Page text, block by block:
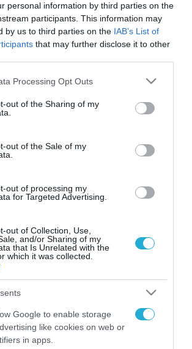
personal information by third parties on the
participants. This information may
by us to third parties on the IAB’s List of
that may further disclose it to other
this website/app uses one or more Google
visit or usage behaviour. You may click to
to Google and its third-party tags to
below specified purposes in below Google
Processing Opt Outs
out of the Sharing of my
out of the Sale of my
out of processing my
for Targeted Advertising.
out of Collection, Use,
and/or Sharing of my
that Is Unrelated with the
which it was collected.
Google to enable storage
like cookies on web or
in apps.
“The